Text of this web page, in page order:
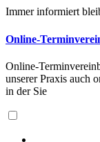
Immer informiert
Online-
Online-
unserer Praxis auch
in der Sie